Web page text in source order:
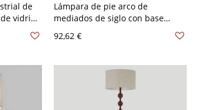
de
vidrio
mesita
cm
Lámpara de pie arco de
mediados de siglo con base
colgante de tela ajustable -
92,62 €